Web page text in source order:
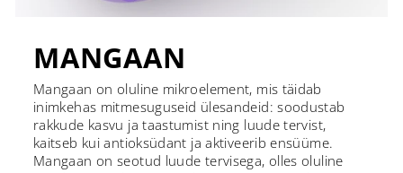
MANGAAN
Mangaan on oluline mikroelement, mis täidab
inimkehas mitmesuguseid ülesandeid: soodustab
rakkude kasvu ja taastumist ning luude tervist,
kaitseb kui antioksüdant ja aktiveerib ensüüme.
Mangaan on seotud luude tervisega, olles oluline